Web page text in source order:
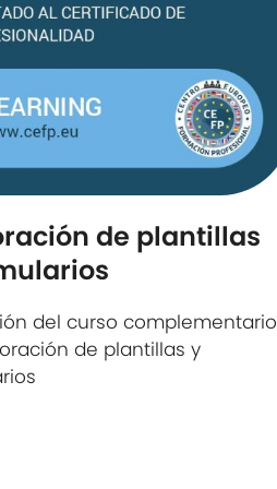
de plantillas
del curso complementario
de plantillas y